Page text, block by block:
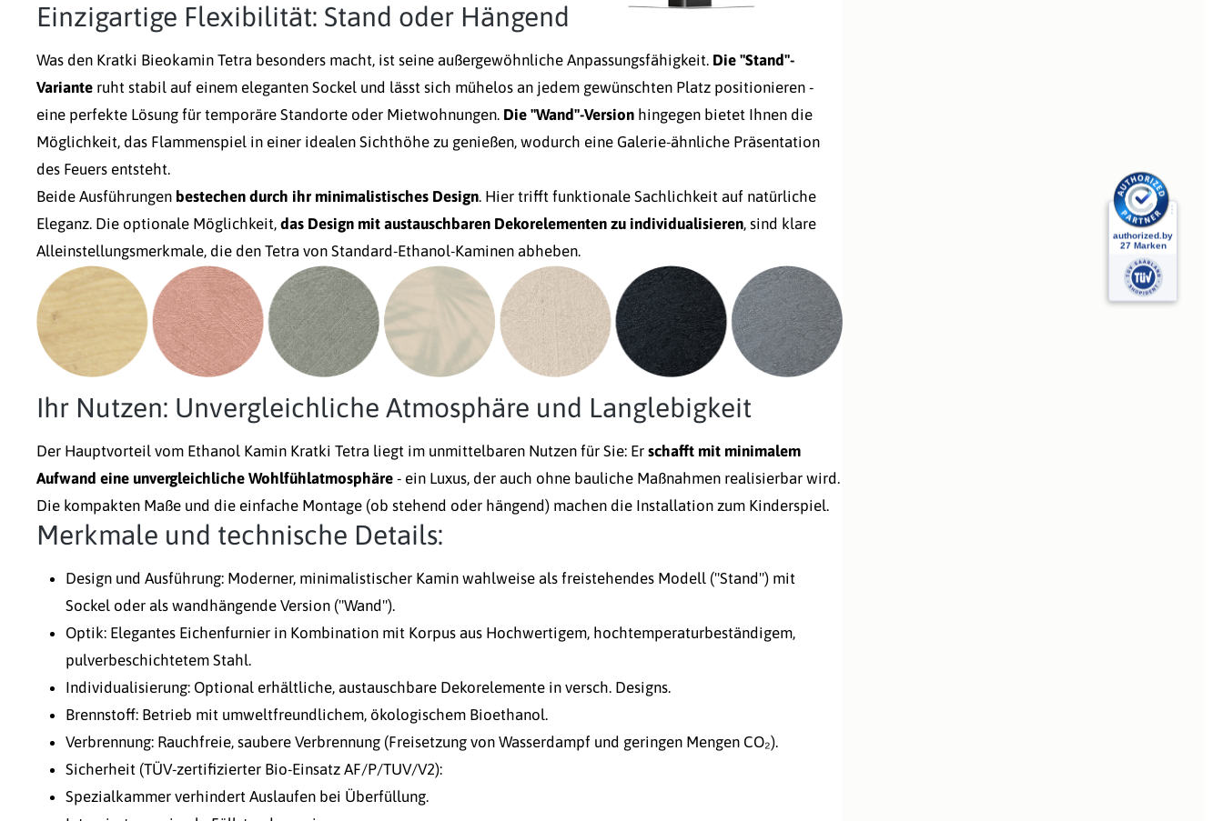
Einzigartige Flexibilität: Stand oder Hängend
Was den Kratki Bieokamin Tetra besonders macht, ist seine außergewöhnliche Anpassungsfähigkeit. Die "Stand"-
Variante ruht stabil auf einem eleganten Sockel und lässt sich mühelos an jedem gewünschten Platz positionieren -
eine perfekte Lösung für temporäre Standorte oder Mietwohnungen. Die "Wand"-Version hingegen bietet Ihnen die
Möglichkeit, das Flammenspiel in einer idealen Sichthöhe zu genießen, wodurch eine Galerie-ähnliche Präsentation
des Feuers entsteht.
Beide Ausführungen bestechen durch ihr minimalistisches Design. Hier trifft funktionale Sachlichkeit auf natürliche
Eleganz. Die optionale Möglichkeit, das Design mit austauschbaren Dekorelementen zu individualisieren, sind klare
Alleinstellungsmerkmale, die den Tetra von Standard-Ethanol-Kaminen abheben.
Ihr Nutzen: Unvergleichliche Atmosphäre und Langlebigkeit
Der Hauptvorteil vom Ethanol Kamin Kratki Tetra liegt im unmittelbaren Nutzen für Sie: Er schafft mit minimalem
Aufwand eine unvergleichliche Wohlfühlatmosphäre - ein Luxus, der auch ohne bauliche Maßnahmen realisierbar wird.
Die kompakten Maße und die einfache Montage (ob stehend oder hängend) machen die Installation zum Kinderspiel.
Merkmale und technische Details:
Design und Ausführung: Moderner, minimalistischer Kamin wahlweise als freistehendes Modell ("Stand") mit
Sockel oder als wandhängende Version ("Wand").
Optik: Elegantes Eichenfurnier in Kombination mit Korpus aus Hochwertigem, hochtemperaturbeständigem,
pulverbeschichtetem Stahl.
Individualisierung: Optional erhältliche, austauschbare Dekorelemente in versch. Designs.
Brennstoff: Betrieb mit umweltfreundlichem, ökologischem Bioethanol.
Verbrennung: Rauchfreie, saubere Verbrennung (Freisetzung von Wasserdampf und geringen Mengen CO₂).
Sicherheit (TÜV-zertifizierter Bio-Einsatz AF/P/TUV/V2):
Spezialkammer verhindert Auslaufen bei Überfüllung.